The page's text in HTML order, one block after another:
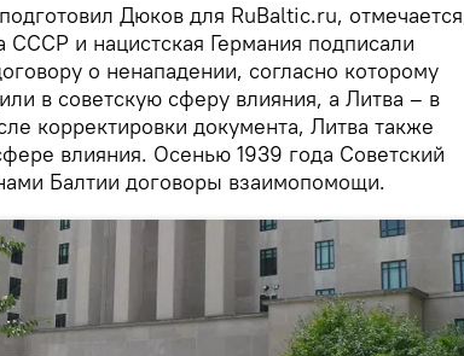
Дюков для RuBaltic.ru,
СССР и нацистская Германия подписали
о ненападении, согласно которому
в советскую сферу влияния, а Литва – в
корректировки документа, Литва также
влияния. Осенью 1939 года Советский
Балтии договоры взаимопомощи.